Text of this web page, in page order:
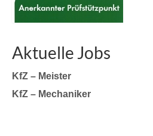
Aktuelle Jobs
KfZ – Meister
KfZ – Mechaniker